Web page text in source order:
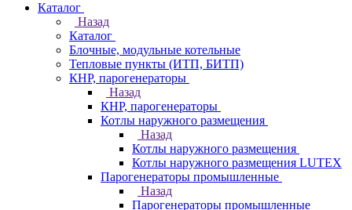
Каталог
Назад
Каталог
Блочные, модульные котельные
Тепловые пункты (ИТП, БИТП)
КНР, парогенераторы
Назад
КНР, парогенераторы
Котлы наружного размещения
Назад
Котлы наружного размещения
Котлы наружного размещения LUTEX
Парогенераторы промышленные
Назад
Парогенераторы промышленные